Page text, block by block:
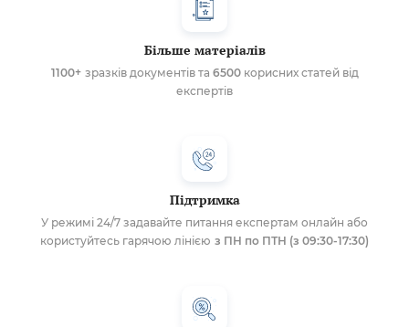
Більше матеріалів
1100+ зразків документів та 6500корисних статей від
експертів
Підтримка
У режимі 24/7 задавайте питання експертам онлайн або
користуйтесь гарячою лінією з ПН по ПТН (з 09:30-17:30)